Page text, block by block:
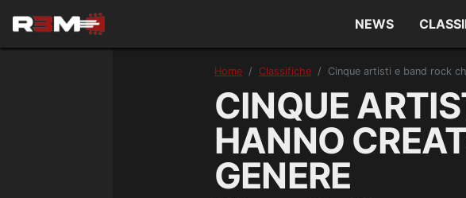
NEWS
Home Classifiche Cinque artisti e band rock
CINQUE
HANNO
GENERE